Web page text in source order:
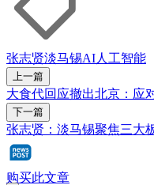
张志贤淡马锡AI人工智能
上一篇
大食代回应撤出北京：应
下一篇
张志贤：淡马锡聚焦三大
购买此文章